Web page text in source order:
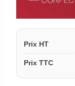
Prix HT
Prix TTC